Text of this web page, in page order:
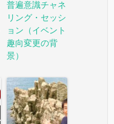
普遍意識チャネ
リング・セッシ
ョン（イベント
趣向変更の背
景）